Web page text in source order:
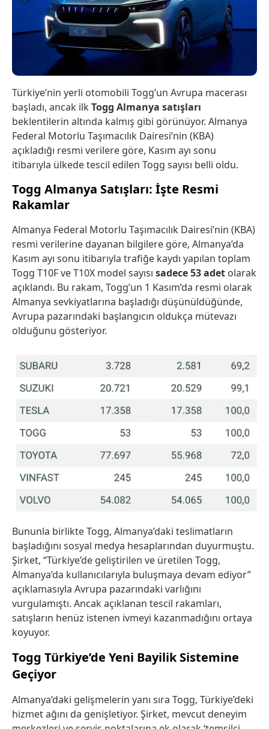
Türkiye’nin yerli otomobili Togg’un Avrupa macerası
başladı, ancak ilkTogg Almanya satışları
beklentilerin altında kalmış gibi görünüyor. Almanya
Federal Motorlu Taşımacılık Dairesi’nin (KBA)
açıkladığı resmi verilere göre, Kasım ayı sonu
itibarıyla ülkede tescil edilen Togg sayısı belli oldu.
Togg Almanya Satışları: İşte Resmi
Rakamlar
Almanya Federal Motorlu Taşımacılık Dairesi’nin (KBA)
resmi verilerine dayanan bilgilere göre, Almanya’da
Kasım ayı sonu itibarıyla trafiğe kaydı yapılan toplam
Togg T10F ve T10X model sayısı sadece 53 adet olarak
açıklandı. Bu rakam, Togg’un 1 Kasım’da resmi olarak
Almanya sevkiyatlarına başladığı düşünüldüğünde,
Avrupa pazarındaki başlangıcın oldukça mütevazı
olduğunu gösteriyor.
Bununla birlikte Togg, Almanya’daki teslimatların
başladığını sosyal medya hesaplarından duyurmuştu.
Şirket, “Türkiye’de geliştirilen ve üretilen Togg,
Almanya’da kullanıcılarıyla buluşmaya devam ediyor”
açıklamasıyla Avrupa pazarındaki varlığını
vurgulamıştı. Ancak açıklanan tescil rakamları,
satışların henüz istenen ivmeyi kazanmadığını ortaya
koyuyor.
Togg Türkiye’de Yeni Bayilik Sistemine
Geçiyor
Almanya’daki gelişmelerin yanı sıra Togg, Türkiye’deki
hizmet ağını da genişletiyor. Şirket, mevcut deneyim